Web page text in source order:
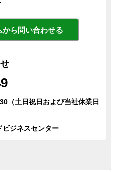
から問い合わせる
（土日祝日および当社休業日
ビジネスセンター